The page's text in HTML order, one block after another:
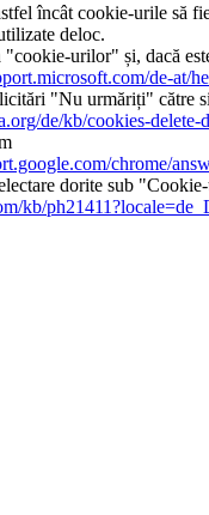
încât cookie-urile să
deloc.
urilor" și, dacă
de-at/
"Nu urmăriți" către
de/kb/cookies-delete-
chrome/
dorite sub
kb/